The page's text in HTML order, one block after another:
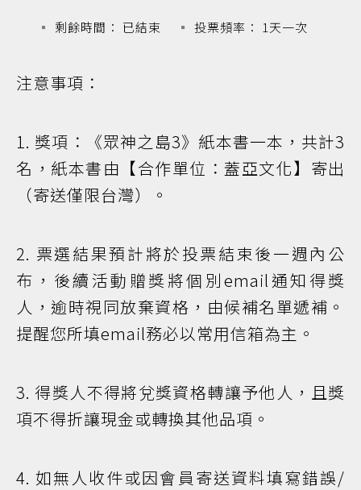
剩餘時間： 已結束 投票頻率： 1天一次
注意事項：
1. 獎項：《眾神之島3》紙本書一本，共計3
名，紙本書由【合作單位：蓋亞文化】寄出
（寄送僅限台灣）。
2. 票選結果預計將於投票結束後一週內公
布，後續活動贈獎將個別email通知得獎
人，逾時視同放棄資格，由候補名單遞補。
提醒您所填email務必以常用信箱為主。
3. 得獎人不得將兌獎資格轉讓予他人，且獎
項不得折讓現金或轉換其他品項。
4. 如無人收件或因會員寄送資料填寫錯誤/